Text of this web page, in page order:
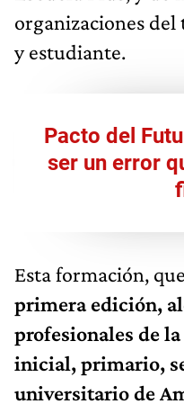
organizaciones del
y estudiante.
Pacto del
ser un error
Esta formación,
primera edición,
profesionales de
inicial, primario,
universitario de